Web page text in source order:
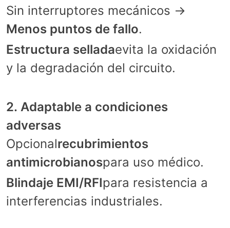
Sin interruptores mecánicos →
Menos puntos de fallo.
Estructura selladaevita la oxidación
y la degradación del circuito.
2. Adaptable a condiciones
adversas
Opcionalrecubrimientos
antimicrobianospara uso médico.
Blindaje EMI/RFIpara resistencia a
interferencias industriales.